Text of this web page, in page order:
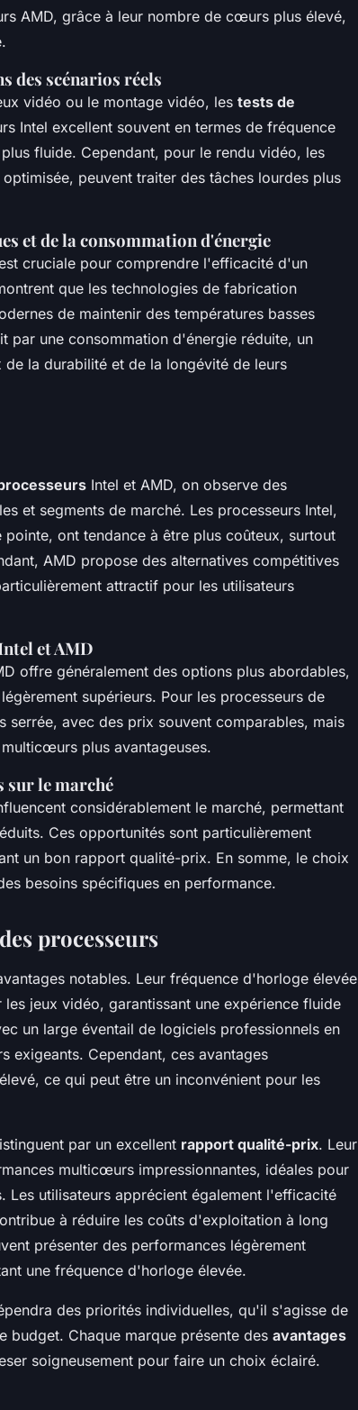
AMD, grâce à leur nombre de cœurs plus élevé,
des scénarios réels
vidéo ou le montage vidéo, les tests de
Intel excellent souvent en termes de fréquence
fluide. Cependant, pour le rendu vidéo, les
peuvent traiter des tâches lourdes plus
et de la consommation d'énergie
cruciale pour comprendre l'efficacité d'un
que les technologies de fabrication
de maintenir des températures basses
par une consommation d'énergie réduite, un
la durabilité et de la longévité de leurs
Intel et AMD, on observe des
et segments de marché. Les processeurs Intel,
ont tendance à être plus coûteux, surtout
AMD propose des alternatives compétitives
attractif pour les utilisateurs
et AMD
offre généralement des options plus abordables,
supérieurs. Pour les processeurs de
serrée, avec des prix souvent comparables, mais
plus avantageuses.
sur le marché
considérablement le marché, permettant
Ces opportunités sont particulièrement
un bon rapport qualité-prix. En somme, le choix
besoins spécifiques en performance.
processeurs
notables. Leur fréquence d'horloge élevée
jeux vidéo, garantissant une expérience fluide
un large éventail de logiciels professionnels en
exigeants. Cependant, ces avantages
ce qui peut être un inconvénient pour les
par un excellent rapport qualité-prix. Leur
multicœurs impressionnantes, idéales pour
Les utilisateurs apprécient également l'efficacité
à réduire les coûts d'exploitation à long
présenter des performances légèrement
une fréquence d'horloge élevée.
des priorités individuelles, qu'il s'agisse de
budget. Chaque marque présente des avantages
soigneusement pour faire un choix éclairé.